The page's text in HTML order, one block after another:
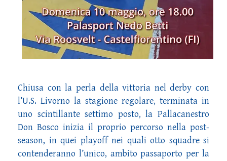
Chiusa con la perla della vittoria nel derby con
l’U.S. Livorno la stagione regolare, terminata in
uno scintillante settimo posto, la Pallacanestro
Don Bosco inizia il proprio percorso nella post-
season, in quei playoff nei quali otto squadre si
contenderanno l’unico, ambito passaporto per la